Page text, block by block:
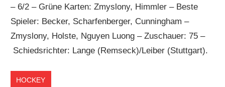
– 6/2 – Grüne Karten: Zmyslony, Himmler – Beste
Spieler: Becker, Scharfenberger, Cunningham –
Zmyslony, Holste, Nguyen Luong – Zuschauer: 75 –
Schiedsrichter: Lange (Remseck)/Leiber (Stuttgart).
HOCKEY